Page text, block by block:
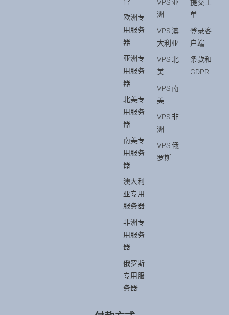
欧洲专
用服务
器
亚洲专
用服务
器
北美专
用服务
器
南美专
用服务
器
澳大利
亚专用
服务器
非洲专
用服务
器
俄罗斯
专用服
务器
VPS 亚
洲
VPS 澳
大利亚
VPS 北
美
VPS 南
美
VPS 非
洲
VPS 俄
罗斯
提交工
单
登录客
户端
条款和
GDPR